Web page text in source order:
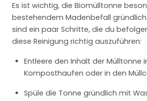
Es ist wichtig, die Biomülltonne
bestehendem Madenbefall gründlich
sind ein paar Schritte, die du
diese Reinigung richtig auszuführen:
Entleere den Inhalt der Mülltonne
Komposthaufen oder in den
Spüle die Tonne gründlich mit